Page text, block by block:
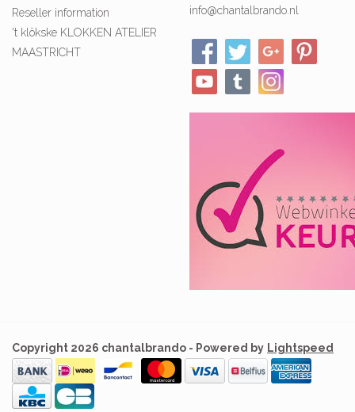
Reseller information
't klökske KLOKKEN ATELIER
MAASTRICHT
info@chantalbrando.nl
Copyright 2026 chantalbrando - Powered by Lightspeed